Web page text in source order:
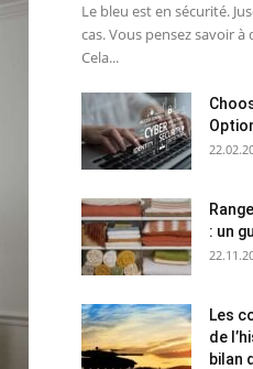
Le bleu est en sécurité.
cas. Vous pensez savoir
Cela...
: un
Les
de
bilan